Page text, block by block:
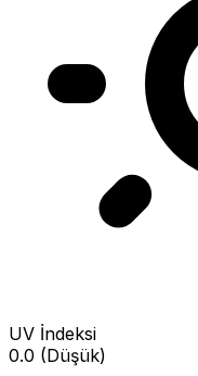
UV İndeksi
0.0 (Düşük)